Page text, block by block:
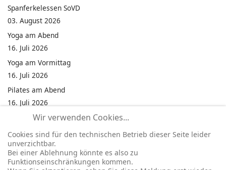
Spanferkelessen SoVD
03. August 2026
Yoga am Abend
16. Juli 2026
Yoga am Vormittag
16. Juli 2026
Pilates am Abend
16. Juli 2026
Jumping Fitness Intervall
16. Juli 2026
Jumping Fitness Erwachsene
16. Juli 2026
Wir verwenden Cookies...
Cookies sind für den technischen Betrieb dieser Seite leider
unverzichtbar.
Bei einer Ablehnung könnte es also zu
Funktionseinschränkungen kommen.